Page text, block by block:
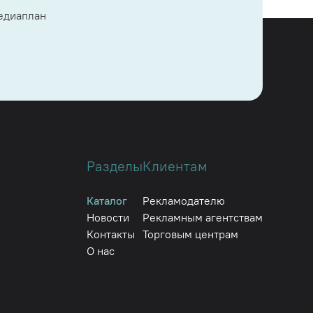
Разделы
Каталог
Новости
Контакты
О нас
Клиентам
Рекламодателю
Рекламным агентствам
Торговым центрам